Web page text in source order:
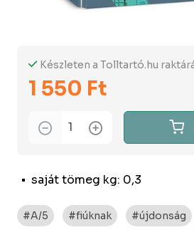
saját tömeg kg: 0,3
Készleten a Tolltartó.hu
1 550 Ft
#A/5 #fiúknak #újdonság